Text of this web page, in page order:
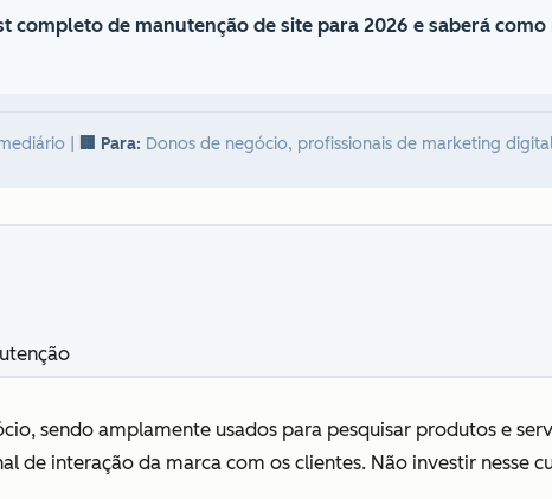
completo de manutenção de site para 2026 e saberá
🏢 Para: Donos de negócio, profissionais de marketing
sendo amplamente usados para pesquisar produtos e
de interação da marca com os clientes. Não investir nesse